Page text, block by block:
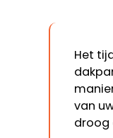
Het
van
droog